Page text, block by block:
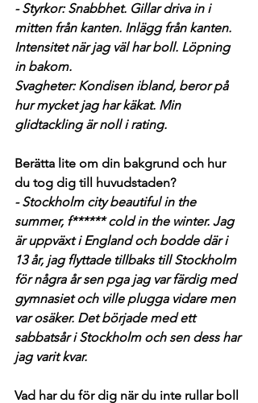
- Styrkor: Snabbhet. Gillar driva in i
mitten från kanten. Inlägg från kanten.
Intensitet när jag väl har boll. Löpning
in bakom.
Svagheter: Kondisen ibland, beror på
hur mycket jag har käkat. Min
glidtackling är noll i rating.
Berätta lite om din bakgrund och hur
du tog dig till huvudstaden?
- Stockholm city beautiful in the
summer, f****** cold in the winter. Jag
är uppväxt i England och bodde där i
13 år, jag flyttade tillbaks till Stockholm
för några år sen pga jag var färdig med
gymnasiet och ville plugga vidare men
var osäker. Det började med ett
sabbatsår i Stockholm och sen dess har
jag varit kvar.
Vad har du för dig när du inte rullar boll